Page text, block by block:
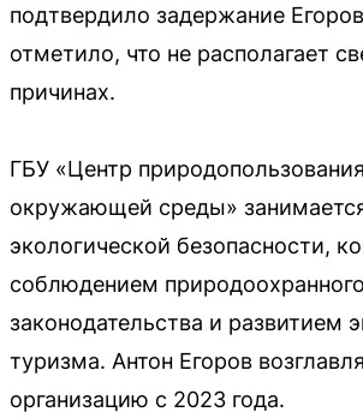
подтвердило задержание
отметило, что не располагает
причинах.
ГБУ «Центр
окружающей среды»
экологической безопасности,
соблюдением природоохранного
законодательства и развитием
туризма. Антон Егоров
организацию с 2023 года.